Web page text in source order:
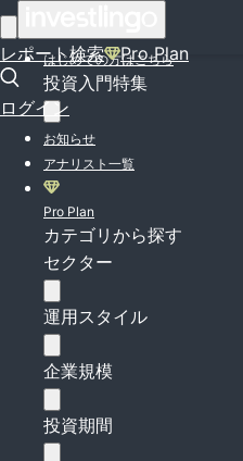
レポート検索 Pro Plan
ログイン
はじめての方はこちら
投資入門特集
お知らせ
アナリスト一覧
Pro Plan
カテゴリから探す
セクター
運用スタイル
企業規模
投資期間